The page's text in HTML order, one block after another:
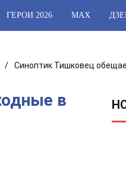
ГЕРОИ 2026 МАХ
Синоптик Тишковец
в